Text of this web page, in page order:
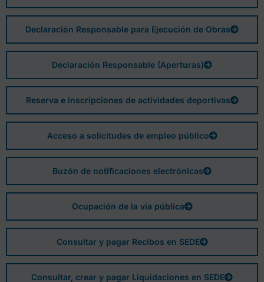
Declaración Responsable para Ejecución de Obras
Declaración Responsable (Aperturas)
Reserva e inscripciones de actividades deportivas
Acceso a solicitudes de empleo público
Buzón de notificaciones electrónicas
Ocupación de la vía pública
Consultar y pagar Recibos en SEDE
Consultar, crear y pagar Liquidaciones en SEDE